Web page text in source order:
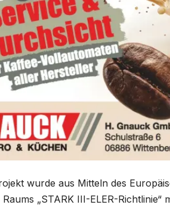
wurde aus Mitteln des
„STARK III-ELER-